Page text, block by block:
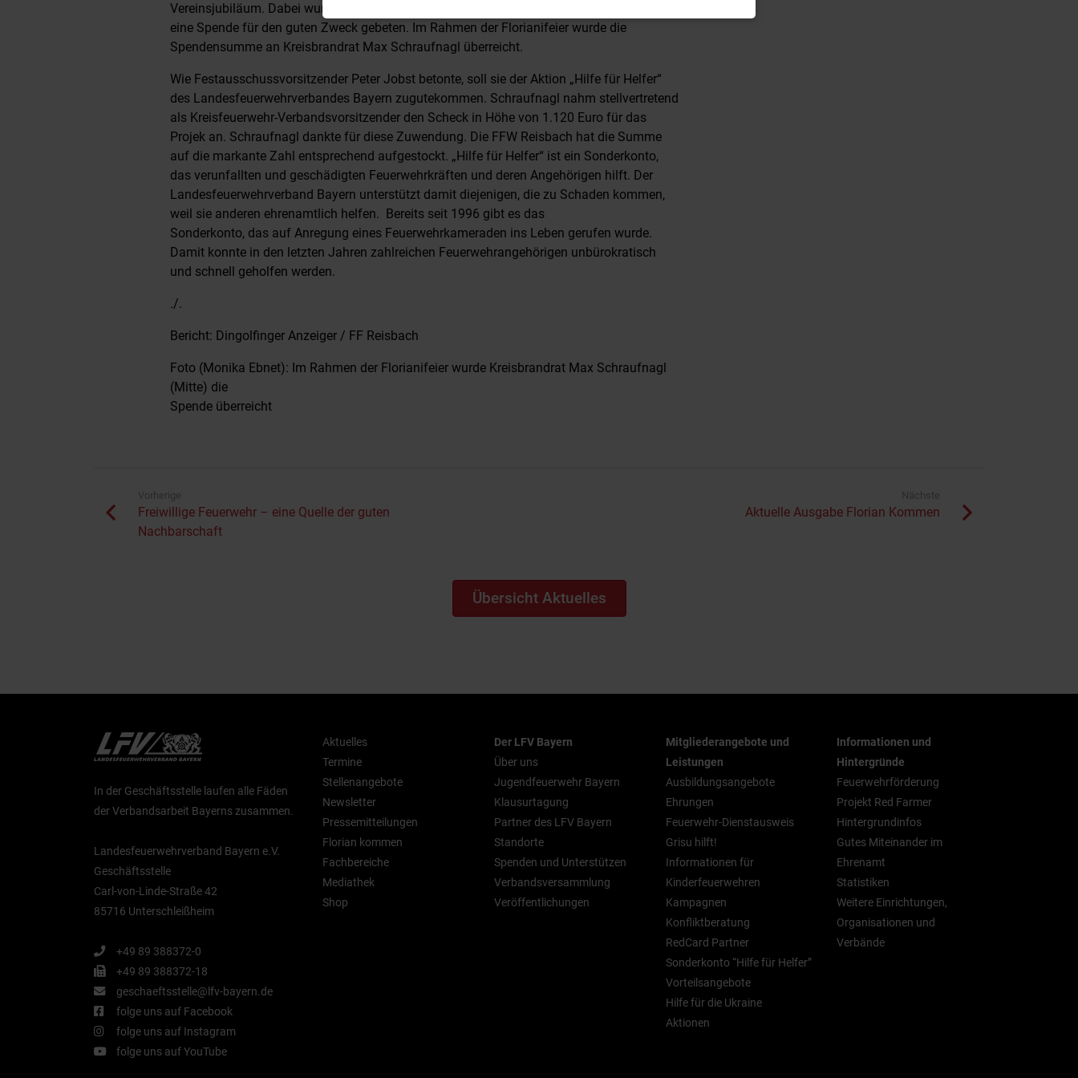
Vereinsjubiläum. Dabei wurde auf Erinnerungsgeschenke verzichtet und stattdessen um
eine Spende für den guten Zweck gebeten. Im Rahmen der Florianifeier wurde die
Spendensumme an Kreisbrandrat Max Schraufnagl überreicht.
Wie Festausschussvorsitzender Peter Jobst betonte, soll sie der Aktion „Hilfe für Helfer“
des Landesfeuerwehrverbandes Bayern zugutekommen. Schraufnagl nahm stellvertretend
als Kreisfeuerwehr-Verbandsvorsitzender den Scheck in Höhe von 1.120 Euro für das
Projek an. Schraufnagl dankte für diese Zuwendung. Die FFW Reisbach hat die Summe
auf die markante Zahl entsprechend aufgestockt. „Hilfe für Helfer“ ist ein Sonderkonto,
das verunfallten und geschädigten Feuerwehrkräften und deren Angehörigen hilft. Der
Landesfeuerwehrverband Bayern unterstützt damit diejenigen, die zu Schaden kommen,
weil sie anderen ehrenamtlich helfen. Bereits seit 1996 gibt es das
Sonderkonto, das auf Anregung eines Feuerwehrkameraden ins Leben gerufen wurde.
Damit konnte in den letzten Jahren zahlreichen Feuerwehrangehörigen unbürokratisch
und schnell geholfen werden.
./.
Bericht: Dingolfinger Anzeiger / FF Reisbach
Foto (Monika Ebnet): Im Rahmen der Florianifeier wurde Kreisbrandrat Max Schraufnagl
(Mitte) die
Spende überreicht
Vorherige
Freiwillige Feuerwehr – eine Quelle der guten
Nachbarschaft
Nächste
Aktuelle Ausgabe Florian Kommen
Übersicht Aktuelles
In der Geschäftsstelle laufen alle Fäden
der Verbandsarbeit Bayerns zusammen.
Landesfeuerwehrverband Bayern e.V.
Geschäftsstelle
Carl-von-Linde-Straße 42
85716 Unterschleißheim
+49 89 388372-0
+49 89 388372-18
geschaeftsstelle@lfv-bayern.de
folge uns auf Facebook
folge uns auf Instagram
folge uns auf YouTube
Aktuelles
Termine
Stellenangebote
Newsletter
Pressemitteilungen
Florian kommen
Fachbereiche
Mediathek
Shop
Der LFV Bayern
Über uns
Jugendfeuerwehr Bayern
Klausurtagung
Partner des LFV Bayern
Standorte
Spenden und Unterstützen
Verbandsversammlung
Veröffentlichungen
Mitgliederangebote und
Leistungen
Ausbildungsangebote
Ehrungen
Feuerwehr-Dienstausweis
Grisu hilft!
Informationen für
Kinderfeuerwehren
Kampagnen
Konfliktberatung
RedCard Partner
Sonderkonto “Hilfe für Helfer”
Vorteilsangebote
Hilfe für die Ukraine
Aktionen
Informationen und
Hintergründe
Feuerwehrförderung
Projekt Red Farmer
Hintergrundinfos
Gutes Miteinander im
Ehrenamt
Statistiken
Weitere Einrichtungen,
Organisationen und
Verbände